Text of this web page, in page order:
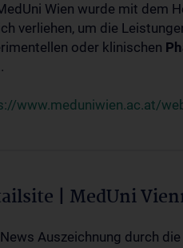
Wien wurde mit dem
verliehen, um die
oder klinischen
www.meduniwien.ac.at/
| MedUni
Auszeichnung durch